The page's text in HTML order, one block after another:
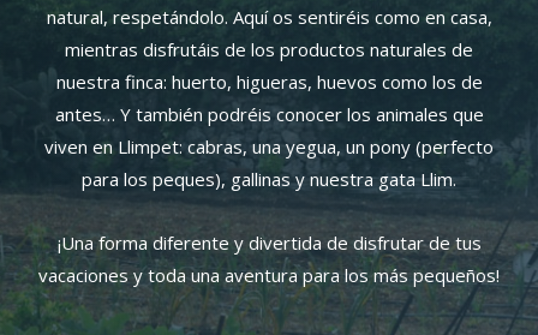
natural, respetándolo. Aquí os sentiréis como en casa,
mientras disfrutáis de los productos naturales de
nuestra finca: huerto, higueras, huevos como los de
antes… Y también podréis conocer los animales que
viven en Llimpet: cabras, una yegua, un pony (perfecto
para los peques), gallinas y nuestra gata Llim.
¡Una forma diferente y divertida de disfrutar de tus
vacaciones y toda una aventura para los más pequeños!